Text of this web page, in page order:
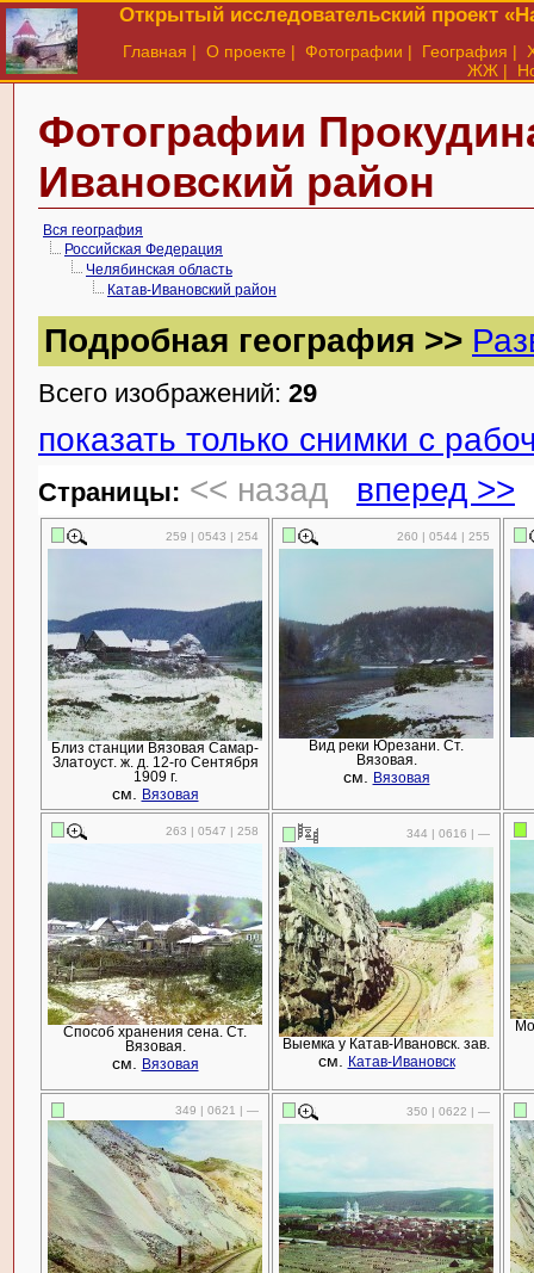
Открытый исследовательский проект
Главная | О проекте | Фотографии | География |
ЖЖ |
Фотографии
Ивановский район
Вся география
Российская Федерация
Челябинская область
Катав-Ивановский район
Подробная география >>
Всего изображений: 29
показать только снимки с
Cтраницы: << назад вперед >>
259 | 0543 | 254
Близ станции Вязовая Самар-
Златоуст. ж. д. 12-го Сентября
1909 г.
см. Вязовая
260 | 0544 | 255
Вид реки Юрезани. Ст.
Вязовая.
см. Вязовая
263 | 0547 | 258
Способ хранения сена. Ст.
Вязовая.
см. Вязовая
344 | 0616 | —
Выемка у Катав-Ивановск. зав.
см. Катав-Ивановск
349 | 0621 | — 350 | 0622 | —